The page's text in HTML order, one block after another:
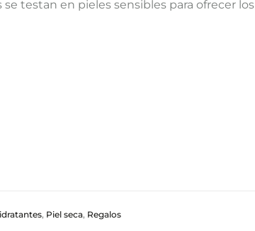
testan en pieles sensibles para ofrecer los
, Piel seca, Regalos